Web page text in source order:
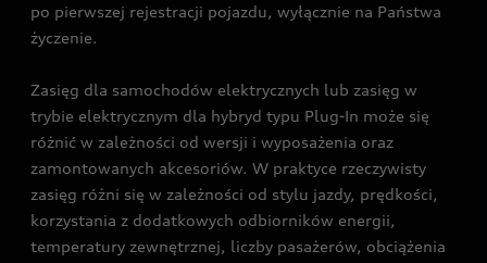
po pierwszej rejestracji pojazdu, wyłącznie na Państwa
życzenie.
Zasięg dla samochodów elektrycznych lub zasięg w
trybie elektrycznym dla hybryd typu Plug-In może się
różnić w zależności od wersji i wyposażenia oraz
zamontowanych akcesoriów. W praktyce rzeczywisty
zasięg różni się w zależności od stylu jazdy, prędkości,
korzystania z dodatkowych odbiorników energii,
temperatury zewnętrznej, liczby pasażerów, obciążenia